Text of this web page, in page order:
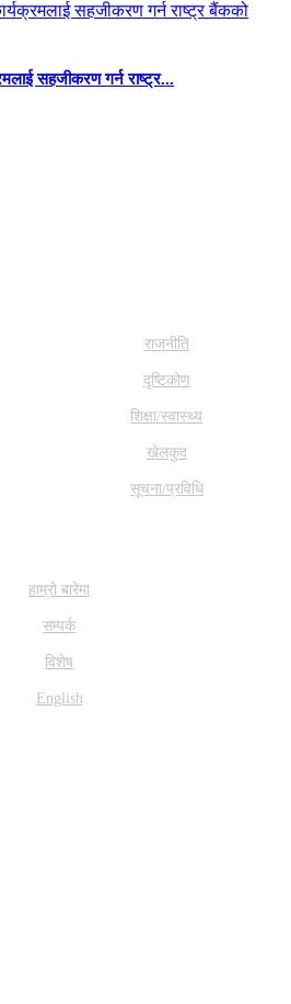
सहजीकरण गर्न राष्ट्र...
राजनीति
दृष्टिकोण
शिक्षा/स्वास्थ्य
खेलकुद
सूचना/प्रविधि
हाम्राे बारेमा
सम्पर्क
विशेष
English